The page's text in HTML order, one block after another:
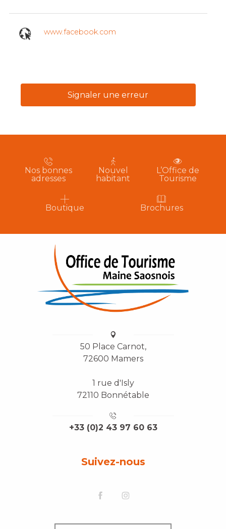
www.facebook.com
Signaler une erreur
Nos bonnes
adresses
Nouvel
habitant
L’Office de
Tourisme
Boutique Brochures
50 Place Carnot,
72600 Mamers
1 rue d'Isly
72110 Bonnétable
+33 (0)2 43 97 60 63
Suivez-nous